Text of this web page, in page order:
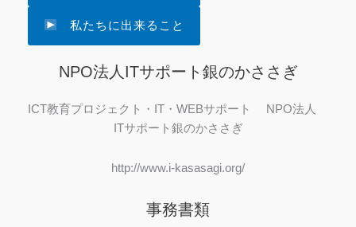
私たちに出来ること
NPO法人ITサポート銀のかささぎ
ICT教育プロジェクト・IT・WEBサポート NPO法人
ITサポート銀のかささぎ
http://www.i-kasasagi.org/
事務書類